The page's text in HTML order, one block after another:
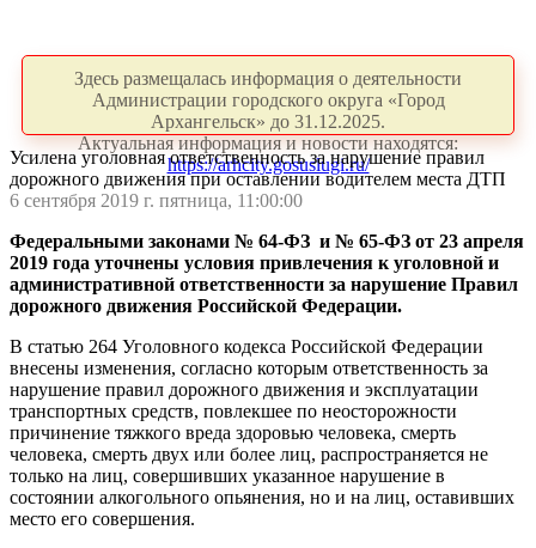
Здесь размещалась информация о деятельности
Администрации городского округа «Город
Архангельск» до 31.12.2025.
Актуальная информация и новости находятся:
https://arhcity.gosuslugi.ru/
Усилена уголовная ответственность за нарушение правил
дорожного движения при оставлении водителем места ДТП
6 сентября 2019 г. пятница, 11:00:00
Федеральными законами № 64-ФЗ и № 65-ФЗ от 23 апреля
2019 года уточнены условия привлечения к уголовной и
административной ответственности за нарушение Правил
дорожного движения Российской Федерации.
В статью 264 Уголовного кодекса Российской Федерации
внесены изменения, согласно которым ответственность за
нарушение правил дорожного движения и эксплуатации
транспортных средств, повлекшее по неосторожности
причинение тяжкого вреда здоровью человека, смерть
человека, смерть двух или более лиц, распространяется не
только на лиц, совершивших указанное нарушение в
состоянии алкогольного опьянения, но и на лиц, оставивших
место его совершения.